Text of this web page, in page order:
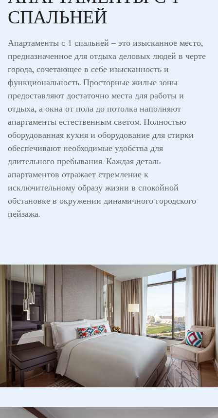
СПАЛЬНЕЙ
Апартаменты с 1 спальней – это изысканное место,
предназначенное для отдыха деловых людей в черте
города, сочетающее в себе изысканность и
функциональность. Просторные жилые зоны
предоставляют достаточно места для работы и
отдыха, а окна от пола до потолка наполняют
апартаменты естественным светом. Полностью
оборудованная кухня и оборудование для стирки
обеспечивают необходимые удобства для
длительного пребывания. Каждая деталь
апартаментов отражает стремление к
исключительному образу жизни в спокойной
обстановке в окружении динамичного городского
пейзажа.